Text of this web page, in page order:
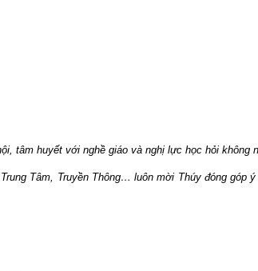
tâm huyết với nghề giáo và nghị lực học hỏi không
Tâm, Truyền Thông… luôn mời Thúy đóng